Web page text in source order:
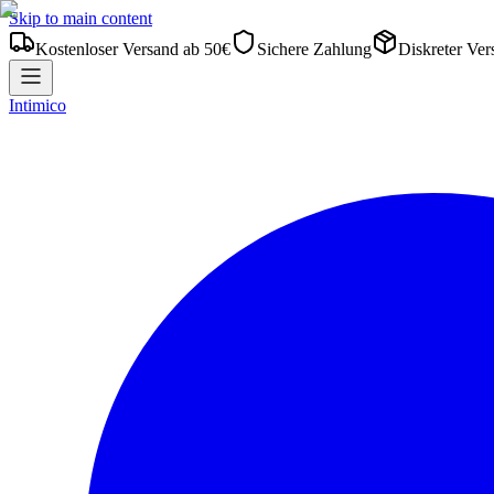
Skip to main content
Kostenloser Versand ab 50€
Sichere Zahlung Diskreter
Intimico